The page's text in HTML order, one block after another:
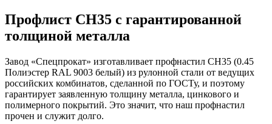
Профлист СН35 с гарантированной
толщиной металла
Завод «Спецпрокат» изготавливает профнастил СН35 (0.45
Полиэстер RAL 9003 белый) из рулонной стали от ведущих
российских комбинатов, сделанной по ГОСТу, и поэтому
гарантирует заявленную толщину металла, цинкового и
полимерного покрытий. Это значит, что наш профнастил
прочен и служит долго.